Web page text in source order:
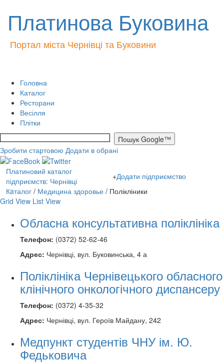
Платинова Буковина
Портал міста Чернівці та Буковини
Головна
Каталог
Ресторани
Весілля
Плітки
Зробити стартовою Додати в обрані
Платиновий каталог
підприємств: Чернівці
+Додати підприємство
Кaталог/ Медицина здоровье/ Полікліники
Grid View List View
Обласна консультативна поліклініка
Телефон: (0372) 52-62-46
Адрес: Чернівці, вул. Буковинська, 4 а
Поліклініка Чернівецького обласного
клінічного онкологічного диспансеру
Телефон: (0372) 4-35-32
Адрес: Чернівці, вул. Героїв Майдану, 242
Медпункт студентів ЧНУ ім. Ю.
Федьковича